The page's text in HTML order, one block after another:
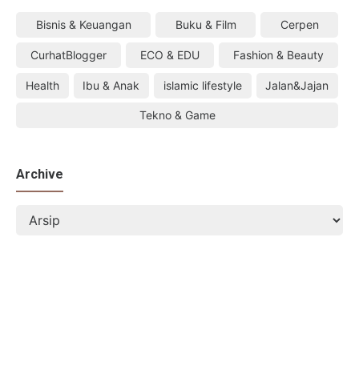
Bisnis & Keuangan Buku & Film Cerpen
CurhatBlogger ECO & EDU Fashion & Beauty
Health Ibu & Anak islamic lifestyle Jalan&Jajan
Tekno & Game
Archive